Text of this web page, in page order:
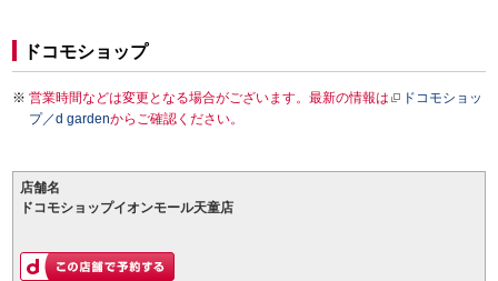
ドコモショップ
営業時間などは変更となる場合がございます。最新の情報は
ドコモショッ
プ／d gardenからご確認ください。
店舗名
ドコモショップイオンモール天童店